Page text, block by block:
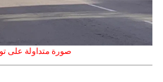
صورة متداولة على